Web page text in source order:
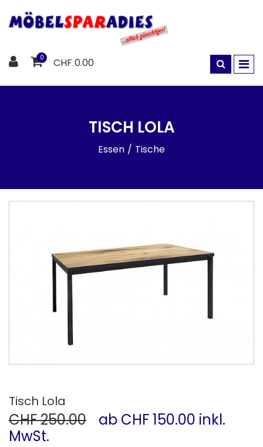
0 CHF 0.00
TISCH LOLA
Essen Tische
Tisch Lola
CHF 250.00
ab CHF 150.00 inkl.
MwSt.